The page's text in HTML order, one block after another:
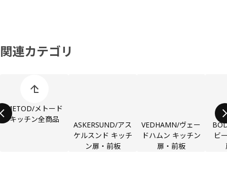
関連カテゴリ
METOD/メトード
キッチン全商品
ASKERSUND/アス
ケルスンド キッチ
ン扉・前板
VEDHAMN/ヴェー
ドハムン キッチン
扉・前板
ビ